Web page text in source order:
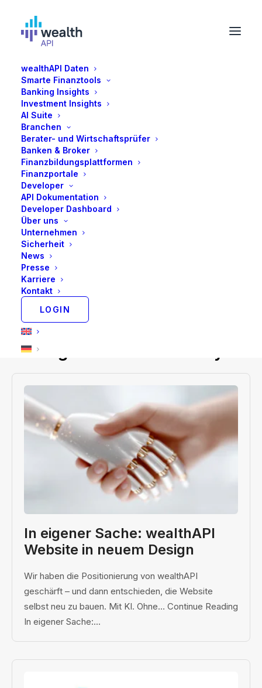
wealthAPI Daten
Smarte Finanztools
Banking Insights
Investment Insights
AI Suite
Branchen
Berater- und Wirtschaftsprüfer
Banken & Broker
Finanzbildungsplattformen
Finanzportale
Developer
API Dokumentation
Developer Dashboard
Über uns
Unternehmen
Sicherheit
News
Presse
Karriere
Kontakt
LOGIN
Ulrike Czekay
Ulrike Czekay ist eine erfahrene
Kommunikations- und Marketingexpertin mit über
15 Jahren Erfahrung, spezialisiert auf Start-ups
und Fintechs. Sie hat erfolgreiche Rebranding-
und Expansionsstrategien vorangetrieben, wie
zum Beispiel das Rebranding von Barzahlen zu
viafintech/viacash und dessen Integration mit
Paysafe. Aktuell leitet sie bei wealthAPI als Chief
of Staff strategische Projekte zur operativen
Exzellenz und verantwortet in dieser Position
ebenso Kommunikation sowie Marketing. Ulrike
Czekay engagiert sich zudem aktiv in der Fintech
Ladies Community.
Beiträge von Ulrike Czekay
In eigener Sache: wealthAPI
Website in neuem Design
Wir haben die Positionierung von wealthAPI
geschärft – und dann entschieden, die Website
selbst neu zu bauen. Mit KI. Ohne… Continue Reading
In eigener Sache:...